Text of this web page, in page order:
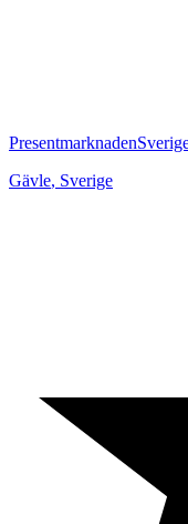
Gävle, Sverige